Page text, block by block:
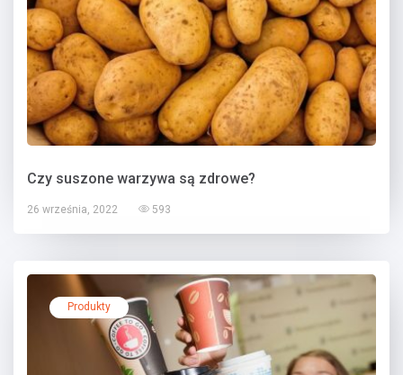
Czy suszone warzywa są zdrowe?
26 września, 2022 593
Produkty